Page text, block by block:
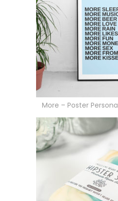
More – Poster